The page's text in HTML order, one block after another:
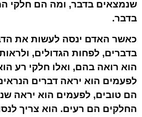
שנמצאים בדבר, ומה הם חלקי
בדבר.
כאשר האדם ינסה לעשות את
בדברים, לפחות הגדולים,
הוא רואה בהם, ואלו חלקי רע
לפעמים הוא יראה דברים
הם טובים, לפעמים הוא יראה
החלקים הם רעים. הוא צריך